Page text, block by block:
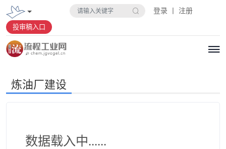
登录 丨 注册
投审稿入口
炼油厂建设
数据载入中......